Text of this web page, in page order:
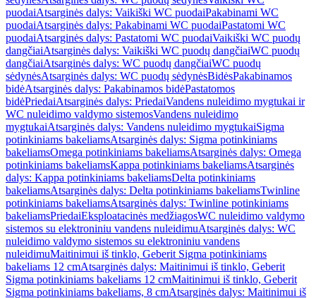
puodaiAtsarginės dalys: Vaikiški WC puodaiPakabinami WC
puodaiAtsarginės dalys: Pakabinami WC puodaiPastatomi WC
puodaiAtsarginės dalys: Pastatomi WC puodaiVaikiški WC puodų
dangčiaiAtsarginės dalys: Vaikiški WC puodų dangčiaiWC puodų
dangčiaiAtsarginės dalys: WC puodų dangčiaiWC puodų
sėdynėsAtsarginės dalys: WC puodų sėdynėsBidėsPakabinamos
bidėAtsarginės dalys: Pakabinamos bidėPastatomos
bidėPriedaiAtsarginės dalys: PriedaiVandens nuleidimo mygtukai ir
WC nuleidimo valdymo sistemosVandens nuleidimo
mygtukaiAtsarginės dalys: Vandens nuleidimo mygtukaiSigma
potinkiniams bakeliamsAtsarginės dalys: Sigma potinkiniams
bakeliamsOmega potinkiniams bakeliamsAtsarginės dalys: Omega
potinkiniams bakeliamsKappa potinkiniams bakeliamsAtsarginės
dalys: Kappa potinkiniams bakeliamsDelta potinkiniams
bakeliamsAtsarginės dalys: Delta potinkiniams bakeliamsTwinline
potinkiniams bakeliamsAtsarginės dalys: Twinline potinkiniams
bakeliamsPriedaiEksploatacinės medžiagosWC nuleidimo valdymo
sistemos su elektroniniu vandens nuleidimuAtsarginės dalys: WC
nuleidimo valdymo sistemos su elektroniniu vandens
nuleidimuMaitinimui iš tinklo, Geberit Sigma potinkiniams
bakeliams 12 cmAtsarginės dalys: Maitinimui iš tinklo, Geberit
Sigma potinkiniams bakeliams 12 cmMaitinimui iš tinklo, Geberit
Sigma potinkiniams bakeliams, 8 cmAtsarginės dalys: Maitinimui iš